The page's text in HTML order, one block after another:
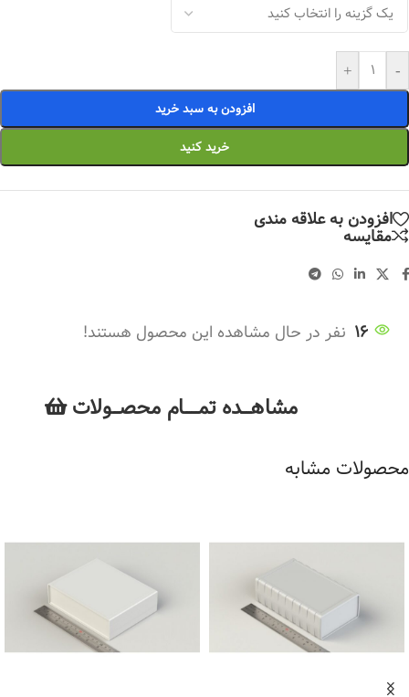
-
+
افزودن به سبد خرید
خرید کنید
افزودن به علاقه مندی
مقایسه
16 نفر در حال مشاهده این محصول هستند!
مشاهــــده تمــــــام محصـــولات
محصولات مشابه